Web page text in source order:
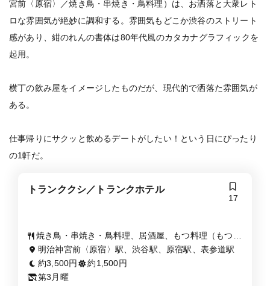
宮前〈原宿〉／焼き鳥・串焼き・鳥料理）は、お洒落と大衆レト
ロな雰囲気が絶妙に調和する。雰囲気もどこか渋谷のストリート
感があり、紺のれんの書体は80年代風のカタカナグラフィックを
起用。
横丁の飲み屋をイメージしたものだが、現代的で洒落た雰囲気が
ある。
仕事帰りにサクッと飲めるデートがしたい！という日にぴったり
の1軒だ。
トランククシ／トランクホテル
17
焼き鳥・串焼き・鳥料理、居酒屋、もつ料理（もつ
鍋・もつ焼き）
明治神宮前〈原宿〉駅、渋谷駅、原宿駅、表参道駅
約3,500円
約1,500円
第3月曜